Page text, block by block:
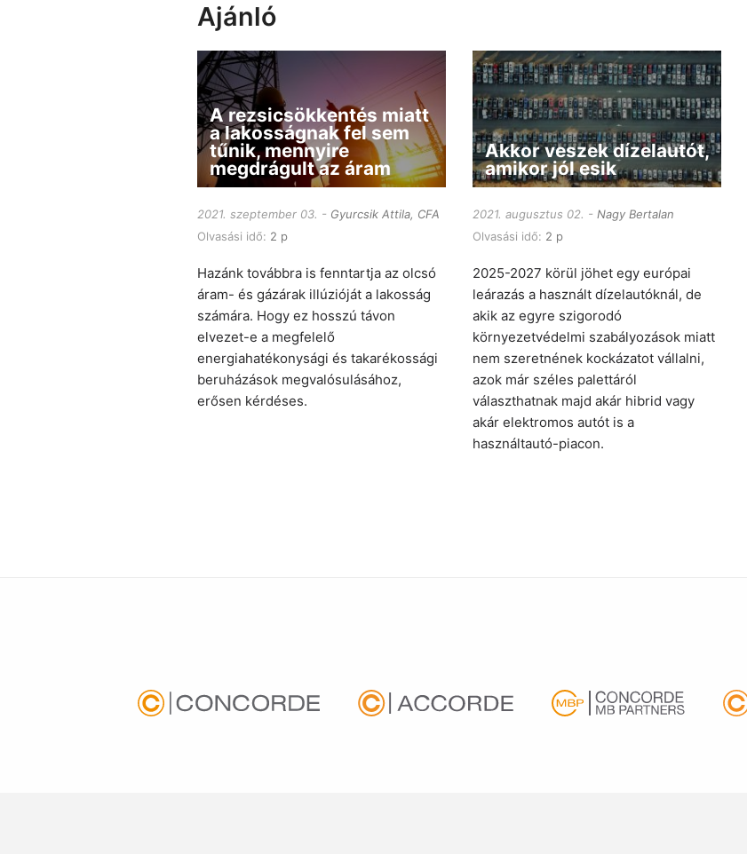
Ajánló
A rezsicsökkentés miatt
a lakosságnak fel sem
tűnik, mennyire
megdrágult az áram
2021. szeptember 03.
Gyurcsik Attila, CFA
Olvasási idő: 2 p
Hazánk továbbra is fenntartja az olcsó
áram- és gázárak illúzióját a lakosság
számára. Hogy ez hosszú távon
elvezet-e a megfelelő
energiahatékonysági és takarékossági
beruházások megvalósulásához,
erősen kérdéses.
Akkor veszek dízelautót,
amikor jól esik
2021. augusztus 02.
Nagy Bertalan
Olvasási idő: 2 p
2025-2027 körül jöhet egy európai
leárazás a használt dízelautóknál, de
akik az egyre szigorodó
környezetvédelmi szabályozások miatt
nem szeretnének kockázatot vállalni,
azok már széles palettáról
választhatnak majd akár hibrid vagy
akár elektromos autót is a
használtautó-piacon.